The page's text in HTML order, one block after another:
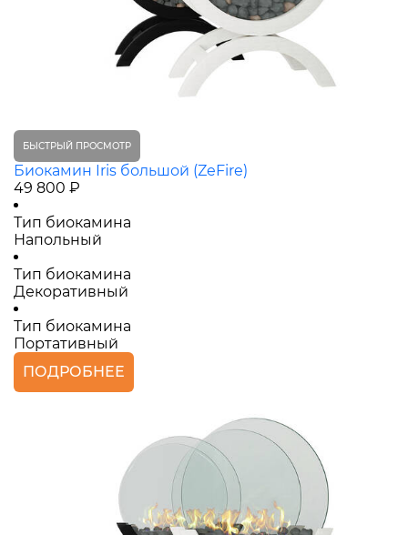
БЫСТРЫЙ ПРОСМОТР
Биокамин Iris большой (ZeFire)
49 800 ₽
Тип биокамина
Напольный
Тип биокамина
Декоративный
Тип биокамина
Портативный
ПОДРОБНЕЕ